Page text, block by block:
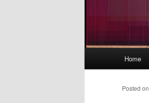
Home
Posted on